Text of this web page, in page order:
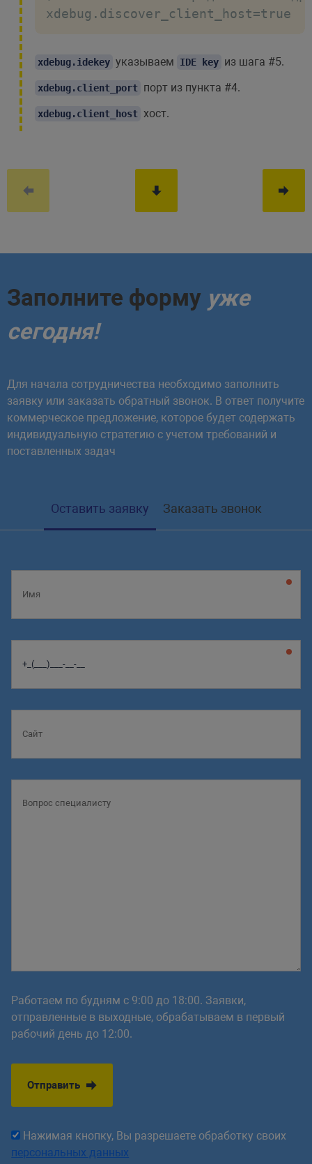
xdebug.discover_client_host=true
xdebug.idekey указываем IDE key из шага #5.
xdebug.client_port порт из пункта #4.
xdebug.client_host хост.
Заполните форму уже
сегодня!
Для начала сотрудничества необходимо заполнить
заявку или заказать обратный звонок. В ответ получите
коммерческое предложение, которое будет содержать
индивидуальную стратегию с учетом требований и
поставленных задач
Оставить заявку Заказать звонок
Работаем по будням с 9:00 до 18:00. Заявки,
отправленные в выходные, обрабатываем в первый
рабочий день до 12:00.
Отправить
Нажимая кнопку, Вы разрешаете обработку своих
персональных данных